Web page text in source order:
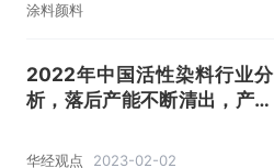
涂料颜料
2022年中国活性染料行业分
析，落后产能不断清出，产业
华经观点 2023-02-02